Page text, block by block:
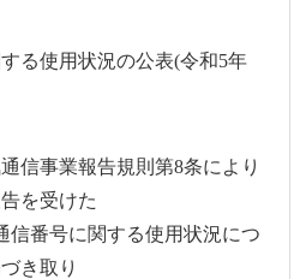
る使用状況の公表(令和5年
事業報告規則第8条により
を受けた
番号に関する使用状況につ
き取り